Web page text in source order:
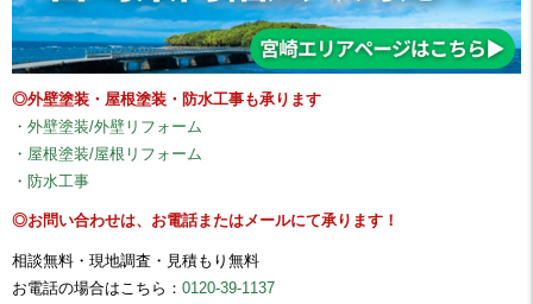
◎外壁塗装・屋根塗装・防水工事も承ります
・外壁塗装/外壁リフォーム
・屋根塗装/屋根リフォーム
・防水工事
◎お問い合わせは、お電話またはメールにて承ります！
相談無料・現地調査・見積もり無料
お電話の場合はこちら： 0120-39-1137